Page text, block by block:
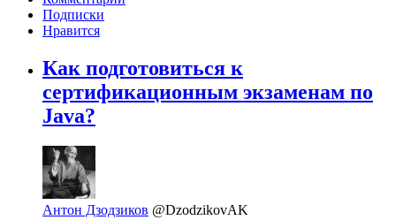
Подписки
Нравится
Как подготовиться к
сертификационным экзаменам по
Java?
Антон Дзодзиков @DzodzikovAK